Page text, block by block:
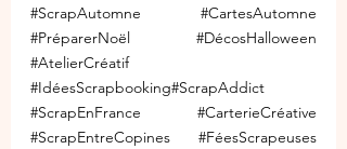
#ScrapAutomne
#CartesAutomne
#PréparerNoël
#DécosHalloween
#AtelierCréatif
#IdéesScrapbooking
#ScrapEnFrance
#CarterieCréative
#ScrapEntreCopines
#FéesScrapeuses